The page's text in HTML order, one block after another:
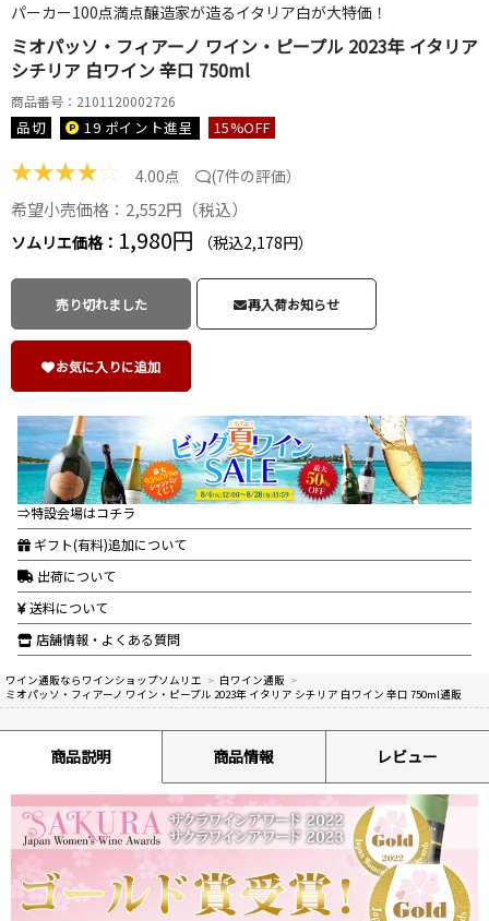
パーカー100点満点醸造家が造るイタリア白が大特価！
ミオパッソ・フィアーノ ワイン・ピープル 2023年 イタリア
シチリア 白ワイン 辛口 750ml
商品番号：2101120002726
品切 19 ポイント進呈 15%OFF
★★★★☆ 4.00点 (7件の評価）
希望小売価格：2,552円（税込）
ソムリエ価格： 1,980円 （税込2,178円）
売り切れました 再入荷お知らせ
お気に入りに追加
⇒特設会場はコチラ
ギフト(有料)追加について
出荷について
送料について
店舗情報・よくある質問
ワイン通販ならワインショップソムリエ > 白ワイン通販 >
ミオパッソ・フィアーノ ワイン・ピープル 2023年 イタリア シチリア 白ワイン 辛口 750ml通販
商品説明 商品情報 レビュー